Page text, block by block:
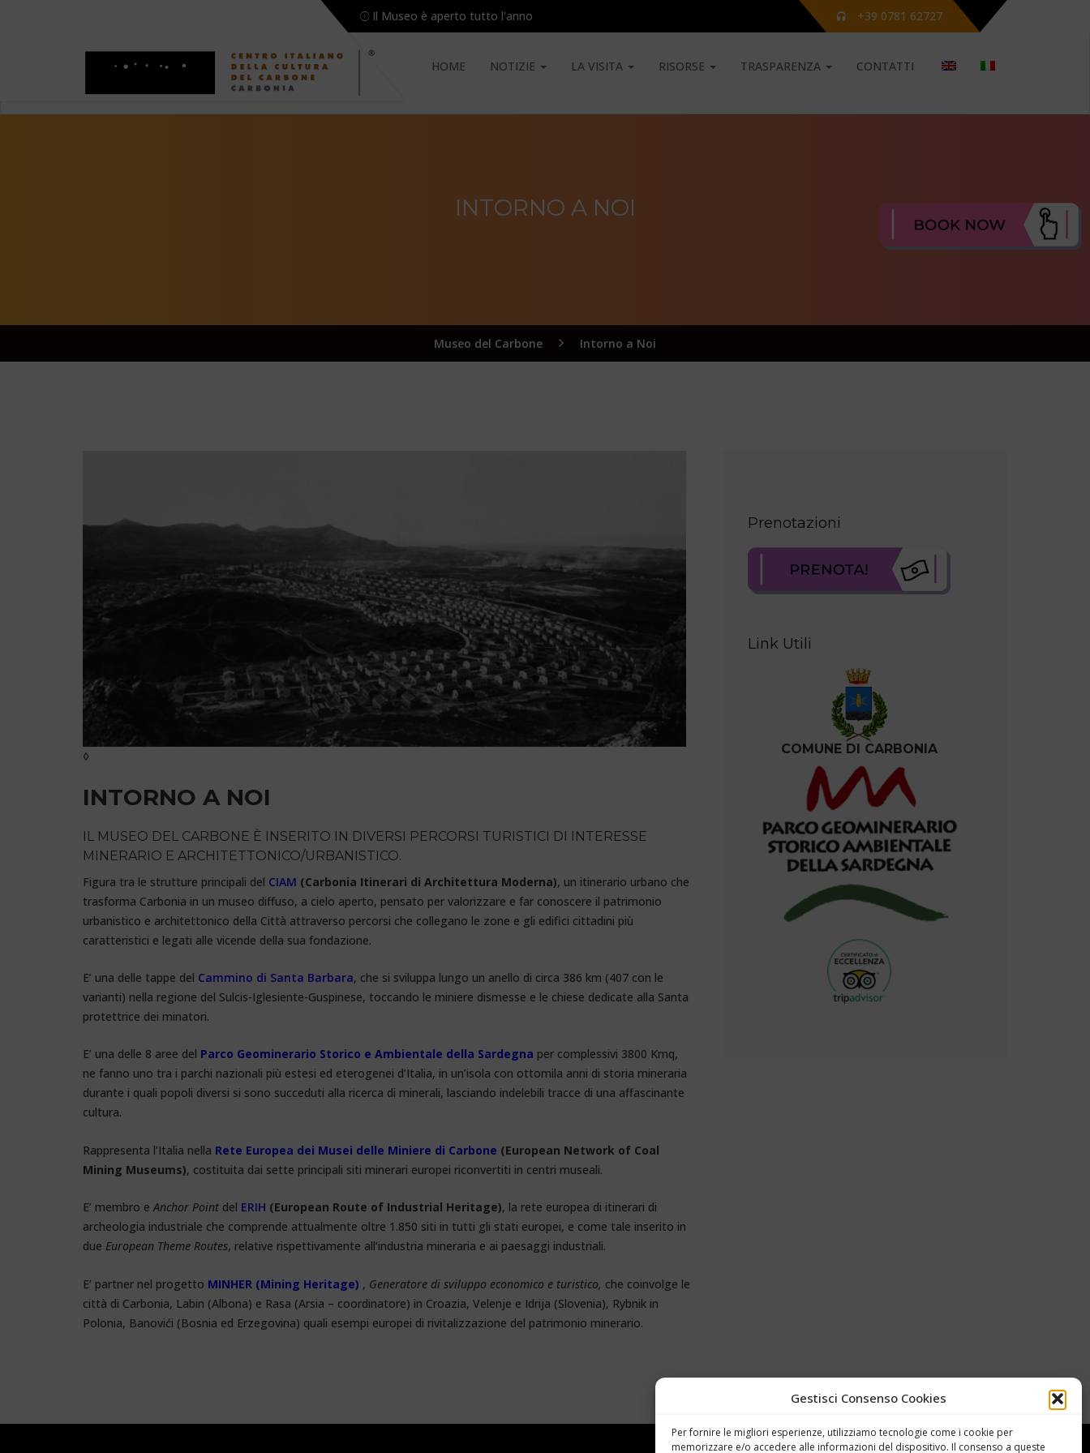
Gestisci Consenso Cookies
Per fornire le migliori esperienze, utilizziamo tecnologie come i cookie per
memorizzare e/o accedere alle informazioni del dispositivo. Il consenso a queste
Il Museo è aperto tutto l'anno +39 0781 62727
HOME NOTIZIE LA VISITA RISORSE TRASPARENZA CONTATTI
INTORNO A NOI
Museo del Carbone Intorno a Noi
◊
INTORNO A NOI
IL MUSEO DEL CARBONE È INSERITO IN DIVERSI PERCORSI TURISTICI DI INTERESSE
MINERARIO E ARCHITETTONICO/URBANISTICO.
Figura tra le strutture principali del CIAM (Carbonia Itinerari di Architettura Moderna), un itinerario urbano che
trasforma Carbonia in un museo diffuso, a cielo aperto, pensato per valorizzare e far conoscere il patrimonio
urbanistico e architettonico della Città attraverso percorsi che collegano le zone e gli edifici cittadini più
caratteristici e legati alle vicende della sua fondazione.
E’ una delle tappe del Cammino di Santa Barbara, che si sviluppa lungo un anello di circa 386 km (407 con le
varianti) nella regione del Sulcis-Iglesiente-Guspinese, toccando le miniere dismesse e le chiese dedicate alla Santa
protettrice dei minatori.
E’ una delle 8 aree del Parco Geominerario Storico e Ambientale della Sardegna per complessivi 3800 Kmq,
ne fanno uno tra i parchi nazionali più estesi ed eterogenei d’Italia, in un’isola con ottomila anni di storia mineraria
durante i quali popoli diversi si sono succeduti alla ricerca di minerali, lasciando indelebili tracce di una affascinante
cultura.
Rappresenta l’Italia nella Rete Europea dei Musei delle Miniere di Carbone (European Network of Coal
Mining Museums), costituita dai sette principali siti minerari europei riconvertiti in centri museali.
E’ membro eAnchor Point del ERIH (European Route of Industrial Heritage), la rete europea di itinerari di
archeologia industriale che comprende attualmente oltre 1.850 siti in tutti gli stati europei, e come tale inserito in
due European Theme Routes, relative rispettivamente all’industria mineraria e ai paesaggi industriali.
E’ partner nel progetto MINHER (Mining Heritage) , Generatore di sviluppo economico e turistico, che coinvolge le
città di Carbonia, Labin (Albona) e Rasa (Arsia – coordinatore) in Croazia, Velenje e Idrija (Slovenia), Rybnik in
Polonia, Banovići (Bosnia ed Erzegovina) quali esempi europei di rivitalizzazione del patrimonio minerario.
Prenotazioni
Link Utili
COMUNE DI CARBONIA